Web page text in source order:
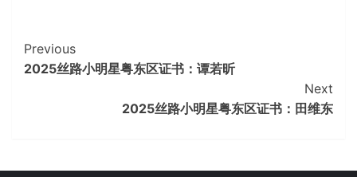
Continue
Reading
Previous
2025丝路小明星粤东区证书：谭若昕
Next
2025丝路小明星粤东区证书：田维东